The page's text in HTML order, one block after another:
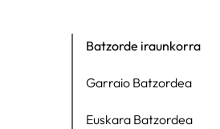
Batzorde iraunkorra
Garraio Batzordea
Euskara Batzordea